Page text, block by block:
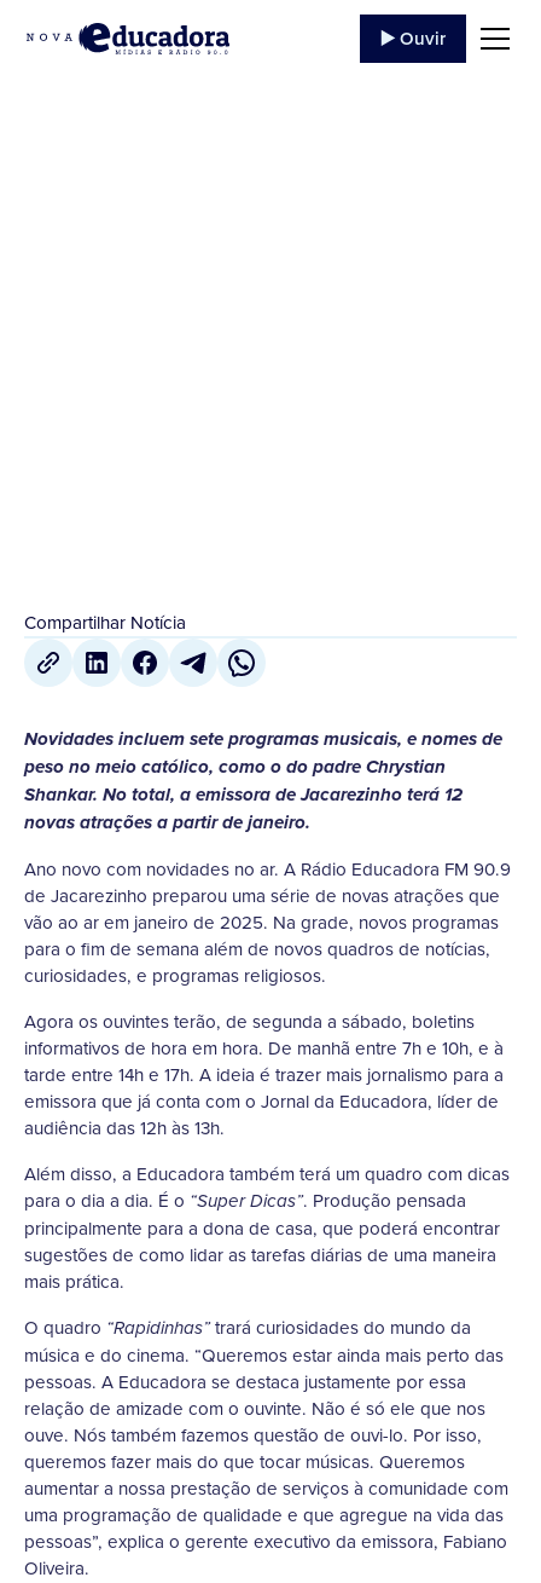
▶️ Ouvir
Compartilhar Notícia
Novidades incluem sete programas musicais, e nomes de
peso no meio católico, como o do padre Chrystian
Shankar. No total, a emissora de Jacarezinho terá 12
novas atrações a partir de janeiro.
Ano novo com novidades no ar. A Rádio Educadora FM 90.9
de Jacarezinho preparou uma série de novas atrações que
vão ao ar em janeiro de 2025. Na grade, novos programas
para o fim de semana além de novos quadros de notícias,
curiosidades, e programas religiosos.
Agora os ouvintes terão, de segunda a sábado, boletins
informativos de hora em hora. De manhã entre 7h e 10h, e à
tarde entre 14h e 17h. A ideia é trazer mais jornalismo para a
emissora que já conta com o Jornal da Educadora, líder de
audiência das 12h às 13h.
Além disso, a Educadora também terá um quadro com dicas
para o dia a dia. É o “Super Dicas”. Produção pensada
principalmente para a dona de casa, que poderá encontrar
sugestões de como lidar as tarefas diárias de uma maneira
mais prática.
O quadro “Rapidinhas”trará curiosidades do mundo da
música e do cinema. “Queremos estar ainda mais perto das
pessoas. A Educadora se destaca justamente por essa
relação de amizade com o ouvinte. Não é só ele que nos
ouve. Nós também fazemos questão de ouvi-lo. Por isso,
queremos fazer mais do que tocar músicas. Queremos
aumentar a nossa prestação de serviços à comunidade com
uma programação de qualidade e que agregue na vida das
pessoas”, explica o gerente executivo da emissora, Fabiano
Oliveira.